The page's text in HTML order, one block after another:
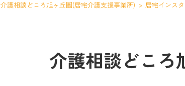
介護相談どころ旭ヶ丘園(居宅介護支援事業所) > 居宅インス
介護相談どころ